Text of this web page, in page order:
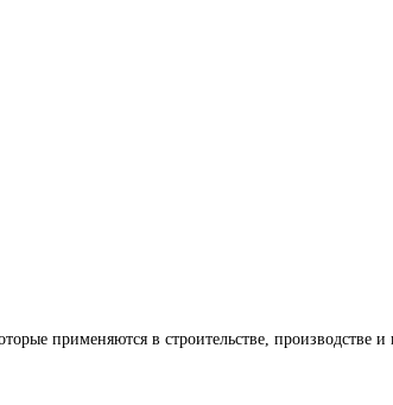
применяются в строительстве,